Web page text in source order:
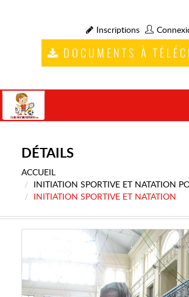
Inscriptions
DOCUMENTS À
DÉTAILS
ACCUEIL
INITIATION SPORTIVE ET NATATION
INITIATION SPORTIVE ET NATATION